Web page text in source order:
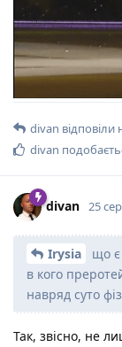
divan
divan
divan 25
Irysia
що є
в кого
навряд суто
Так, звісно, не